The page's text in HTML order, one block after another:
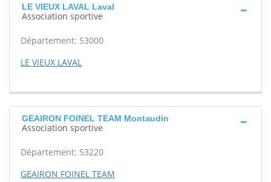
LE VIEUX LAVAL Laval
Association sportive
Département: 53000
LE VIEUX LAVAL
GEAIRON FOINEL TEAM Montaudin
Association sportive
Département: 53220
GEAIRON FOINEL TEAM